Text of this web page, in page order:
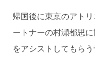
帰国後に東京のアト
ートナーの村瀬都思
をアシストしてもらう